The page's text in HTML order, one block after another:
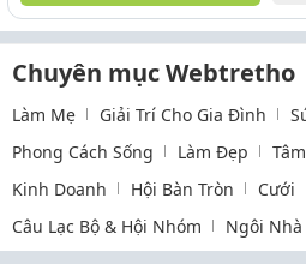
Chuyên mục Webtretho
Làm Mẹ Giải Trí Cho Gia Đình
Phong Cách Sống
Làm Đẹp
Kinh Doanh
Hội Bàn Tròn Cưới
Câu Lạc Bộ & Hội Nhóm
Ngôi